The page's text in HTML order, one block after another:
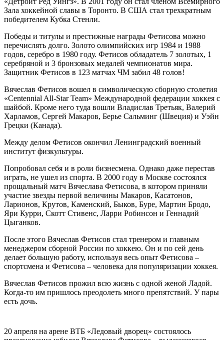
Зала хоккейной славы в Торонто. В США стал трехкратным
победителем Кубка Стенли.
Победы и титулы и престижные награды Фетисова можно
перечислять долго. Золото олимпийских игр 1984 и 1988
годов, серебро в 1980 году. Фетисов обладатель 7 золотых, 1
серебряной и 3 бронзовых медалей чемпионатов мира.
Защитник Фетисов в 123 матчах ЧМ забил 48 голов!
Вячеслав Фетисов вошел в символическую сборную столетия
«Centennial All-Star Team» Международной федерации хоккея с
шайбой. Кроме него туда вошли Владислав Третьяк, Валерий
Харламов, Сергей Макаров, Берье Сальминг (Швеция) и Уэйн
Грецки (Канада).
Между делом Фетисов окончил Ленинградский военный
институт физкультуры.
Попробовал себя и в роли бизнесмена. Однако даже перестав
играть, не ушел из спорта. В 2000 году в Москве состоялся
прощальный матч Вячеслава Фетисова, в котором приняли
участие звезды первой величины Макаров, Касатонов,
Ларионов, Крутов, Каменский, Быков, Буре, Мартин Бродо,
Яри Курри, Скотт Стивенс, Ларри Робинсон и Геннадий
Цыганков.
После этого Вячеслав Фетисов стал тренером и главным
менеджером сборной России по хоккею. Он и по сей день
делает большую работу, используя весь опыт Фетисова –
спортсмена и Фетисова – человека для популяризации хоккея.
Вячеслав Фетисов прожил всю жизнь с одной женой Ладой.
Когда-то им пришлось преодолеть много препятствий. У пары
есть дочь.
20 апреля на арене ВТБ «Ледовый дворец» состоялось